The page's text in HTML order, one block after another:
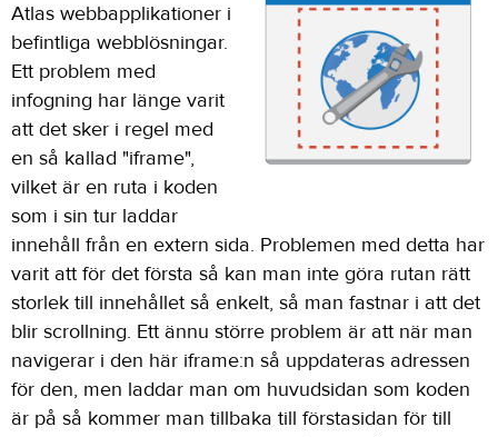
Atlas webbapplikationer i
befintliga webblösningar.
Ett problem med
infogning har länge varit
att det sker i regel med
en så kallad "iframe",
vilket är en ruta i koden
som i sin tur laddar
innehåll från en extern sida. Problemen med detta har
varit att för det första så kan man inte göra rutan rätt
storlek till innehållet så enkelt, så man fastnar i att det
blir scrollning. Ett ännu större problem är att när man
navigerar i den här iframe:n så uppdateras adressen
för den, men laddar man om huvudsidan som koden
är på så kommer man tillbaka till förstasidan för till